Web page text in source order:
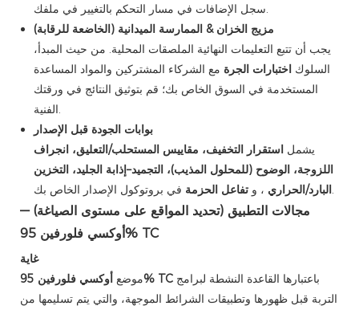
سجل الإضافات في مسار التحكم بالتغيير في ملفك.
مزيج الخزان & الممارسة الميدانية (الخاضعة للرقابة)
يجب أن تتبع التعليمات النهائية الملصقات المحلية. من حيث المبدأ،
السلوك اختبارات الجرة مع الشركاء المشتركين والمواد المساعدة
المستخدمة في السوق الخاص بك؛ قم بتوثيق النتائج في ورقتك
الفنية.
بوابات الجودة قبل الإصدار
يشمل استقرار التخفيف، مقاييس المستحلب/التعليق، انجراف
اللزوجة، الوضوح (للمحلول المذيب)، التجميد–إذابة الجليد، التخزين
البارد/الحراري ، وتفاعل الحزمة في بروتوكول الإصدار الخاص بك.
مجالات التطبيق (تحديد المواقع على مستوى الصياغة) —
أوكسي فلورفين 95% TC
غاية
موضعأوكسي فلورفين 95% TC باعتبارها القاعدة النشطة لبرامج
التربة قبل ظهورها وتطبيقات الشرائط الموجهة، والتي يتم تسليمها من